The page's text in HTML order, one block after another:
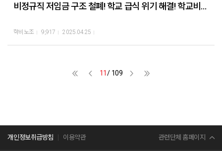
비정규직 저임금 구조 철폐! 학교 급식 위기 해결! 학교비정규직연대회의 대표단 단식농성 3일차
학비노조 9,917 2025.04.25
11/ 109
개인정보취급방침 이용약관 관련단체 홈페이지
민주노총